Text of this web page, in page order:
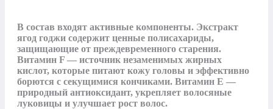
В состав входят активные компоненты. Экстракт
ягод годжи содержит ценные полисахариды,
защищающие от преждевременного старения.
Витамин F — источник незаменимых жирных
кислот, которые питают кожу головы и эффективно
борются с секущимися кончиками. Витамин E —
природный антиоксидант, укрепляет волосяные
луковицы и улучшает рост волос.